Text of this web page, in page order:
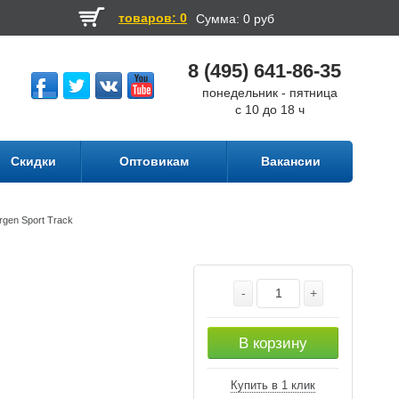
товаров: 0 Сумма: 0 руб
8 (495) 641-86-35
понедельник - пятница
с 10 до 18 ч
Скидки Оптовикам Вакансии
Sport Track
- +
В корзину
Купить в 1 клик